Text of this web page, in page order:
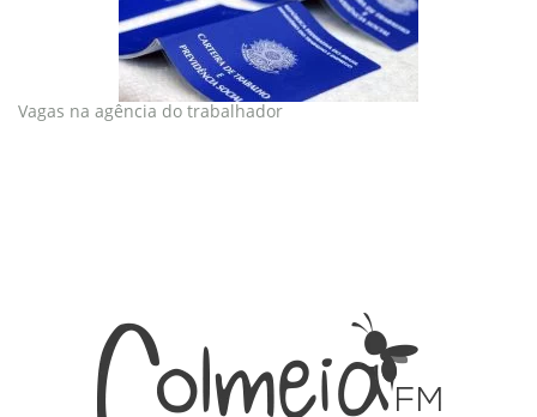
Vagas na agência do trabalhador